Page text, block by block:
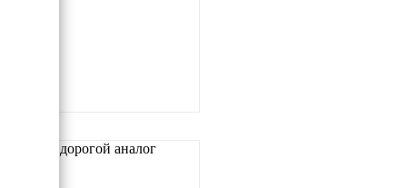
Самый дорогой аналог